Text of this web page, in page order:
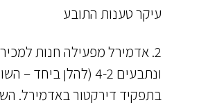
עיקר טענות התובע
2. אדמירל מפעילה חנות